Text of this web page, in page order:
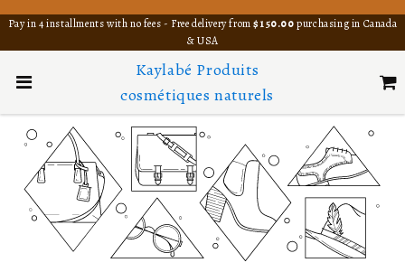
Pay in 4 installments with no fees - Free delivery from$150.00purchasing in Canada
& USA
Kaylabé Produits
cosmétiques naturels